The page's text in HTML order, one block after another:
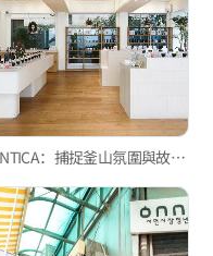
SCENTICA：捕捉釜山氛圍與故事的香氛生活品牌